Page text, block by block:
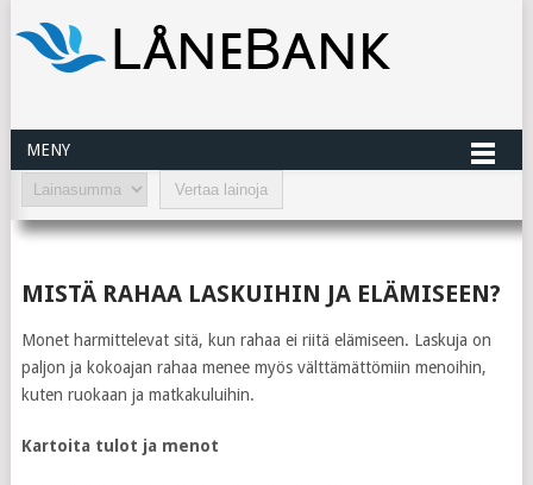
MENY
MISTÄ RAHAA LASKUIHIN JA ELÄMISEEN?
Monet harmittelevat sitä, kun rahaa ei riitä elämiseen. Laskuja on
paljon ja kokoajan rahaa menee myös välttämättömiin menoihin,
kuten ruokaan ja matkakuluihin.
Kartoita tulot ja menot